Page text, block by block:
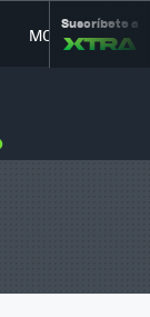
MOVILIDAD
Suscríbete a